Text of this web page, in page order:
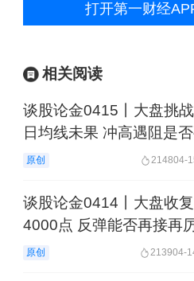
打开第一财经
相关阅读
谈股论金0415丨大盘挑
日均线未果 冲高遇阻是否要小
心？
原创 214804-
谈股论金0414丨大盘收复
4000点 反弹能否再接再
原创 213904-